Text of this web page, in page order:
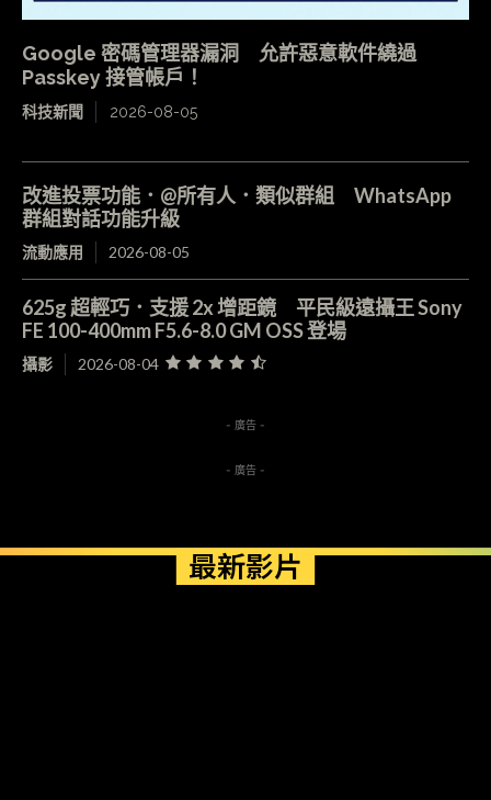
Google 密碼管理器漏洞 允許惡意軟件繞過
Passkey 接管帳戶！
科技新聞 2026-08-05
改進投票功能．@所有人．類似群組 WhatsApp
群組對話功能升級
流動應用 2026-08-05
625g 超輕巧．支援 2x 增距鏡 平民級遠攝王 Sony
FE 100-400mm F5.6-8.0 GM OSS 登場
攝影 2026-08-04
- 廣告 -
- 廣告 -
最新影片